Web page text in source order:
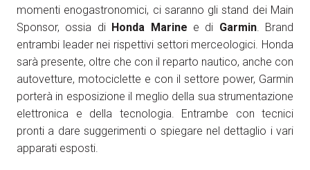
momenti enogastronomici, ci saranno gli stand dei Main
Sponsor, ossia di Honda Marine e di Garmin. Brand
entrambi leader nei rispettivi settori merceologici. Honda
sarà presente, oltre che con il reparto nautico, anche con
autovetture, motociclette e con il settore power, Garmin
porterà in esposizione il meglio della sua strumentazione
elettronica e della tecnologia. Entrambe con tecnici
pronti a dare suggerimenti o spiegare nel dettaglio i vari
apparati esposti.